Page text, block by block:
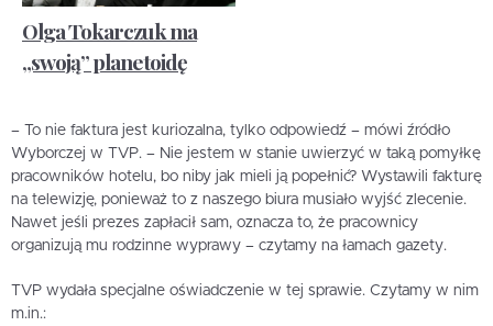
Olga Tokarczuk ma
„swoją” planetoidę
– To nie faktura jest kuriozalna, tylko odpowiedź – mówi źródło
Wyborczej w TVP. – Nie jestem w stanie uwierzyć w taką pomyłkę
pracowników hotelu, bo niby jak mieli ją popełnić? Wystawili fakturę
na telewizję, ponieważ to z naszego biura musiało wyjść zlecenie.
Nawet jeśli prezes zapłacił sam, oznacza to, że pracownicy
organizują mu rodzinne wyprawy – czytamy na łamach gazety.
TVP wydała specjalne oświadczenie w tej sprawie. Czytamy w nim
m.in.: